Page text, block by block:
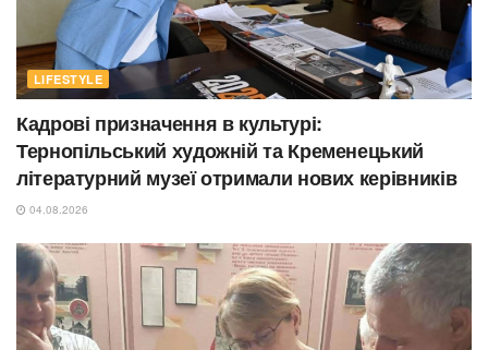
LIFESTYLE
Кадрові призначення в культурі:
Тернопільський художній та Кременецький
літературний музеї отримали нових керівників
04.08.2026